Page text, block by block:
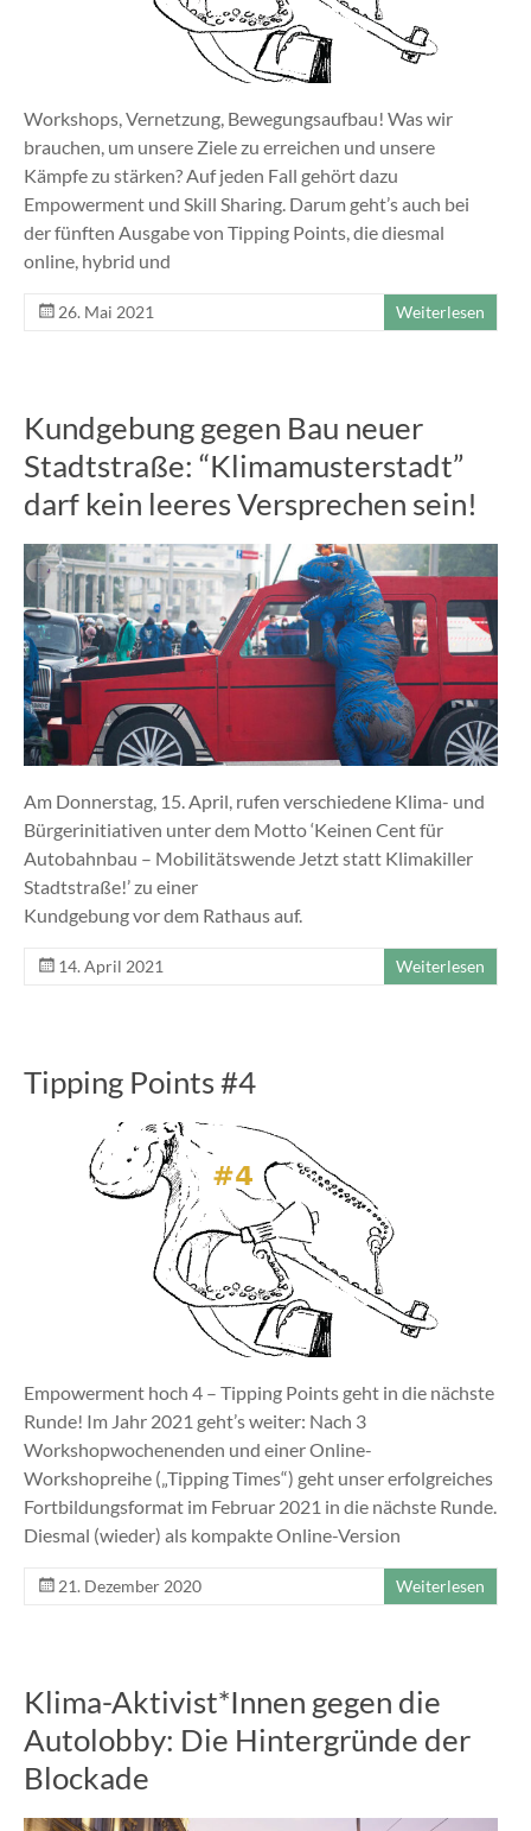
Workshops, Vernetzung, Bewegungsaufbau! Was wir
brauchen, um unsere Ziele zu erreichen und unsere
Kämpfe zu stärken? Auf jeden Fall gehört dazu
Empowerment und Skill Sharing. Darum geht’s auch bei
der fünften Ausgabe von Tipping Points, die diesmal
online, hybrid und
26. Mai 2021 Weiterlesen
Kundgebung gegen Bau neuer
Stadtstraße: “Klimamusterstadt”
darf kein leeres Versprechen sein!
Am Donnerstag, 15. April, rufen verschiedene Klima- und
Bürgerinitiativen unter dem Motto ‘Keinen Cent für
Autobahnbau – Mobilitätswende Jetzt statt Klimakiller
Stadtstraße!’ zu einer
Kundgebung vor dem Rathaus auf.
14. April 2021 Weiterlesen
Tipping Points #4
Empowerment hoch 4 – Tipping Points geht in die nächste
Runde! Im Jahr 2021 geht’s weiter: Nach 3
Workshopwochenenden und einer Online-
Workshopreihe („Tipping Times“) geht unser erfolgreiches
Fortbildungsformat im Februar 2021 in die nächste Runde.
Diesmal (wieder) als kompakte Online-Version
21. Dezember 2020 Weiterlesen
Klima-Aktivist*Innen gegen die
Autolobby: Die Hintergründe der
Blockade